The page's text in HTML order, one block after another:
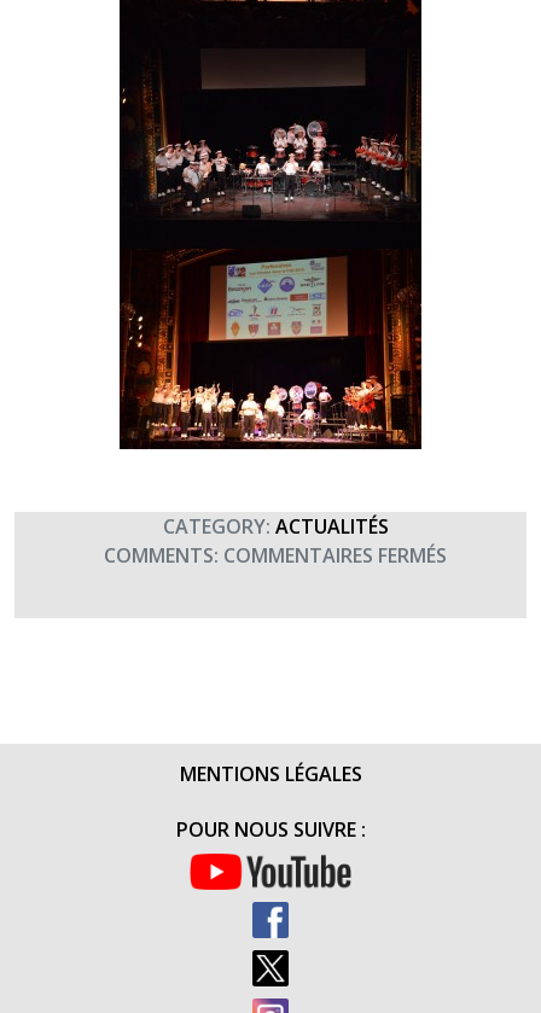
CATEGORY: ACTUALITÉS
COMMENTS: COMMENTAIRES FERMÉS
« LES
MENTIONS LÉGALES
POUR NOUS SUIVRE :